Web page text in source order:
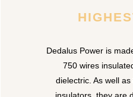
Dedalus Power is
750 wires
dielectric. As well